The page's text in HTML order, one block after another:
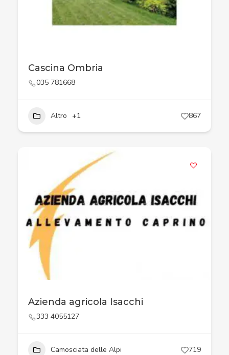
Cascina Ombria
035 781668
Altro +1 867
Azienda agricola Isacchi
333 4055127
Camosciata delle Alpi 719